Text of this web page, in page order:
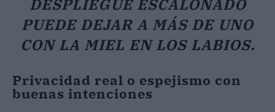
DESPLIEGUE ESCALONADO
PUEDE DEJAR A MÁS DE UNO
CON LA MIEL EN LOS LABIOS.
Privacidad real o espejismo con
buenas intenciones